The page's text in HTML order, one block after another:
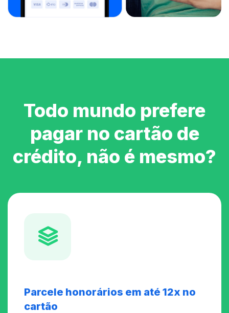
Todo mundo prefere
pagar no cartão de
crédito, não é mesmo?

Parcele honorários em até 12x no
cartão